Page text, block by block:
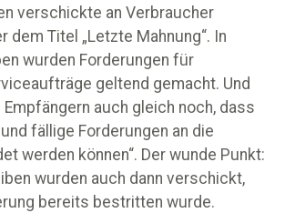
verschickte an Verbraucher
dem Titel „Letzte Mahnung“. In
wurden Forderungen für
geltend gemacht. Und
auch gleich noch, dass
fällige Forderungen an die
werden können“. Der wunde Punkt:
wurden auch dann verschickt,
bereits bestritten wurde.